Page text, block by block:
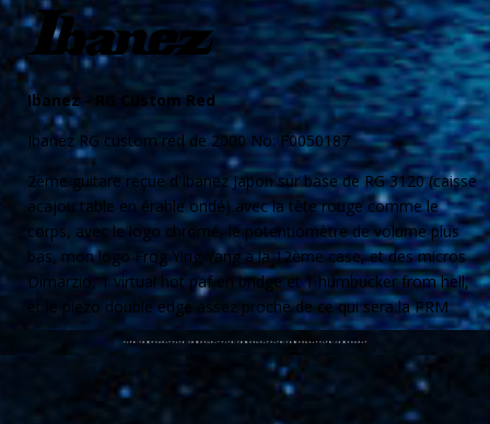
Ibanez - RG Custom Red
Ibanez RG custom red de 2000 No: F0050187
2ème guitare reçue d'IbanezJapon sur base de RG 3120 (caisse
acajou table en érable ondé) avec la tête rouge comme le
corps, avec le logo chromé, le potentiomètre de volume plus
bas, mon logo Frog Ying Yang a la 12ème case, et des micros
Dimarzio, 1 virtual hot paf en bridge et 1 humbucker from hell,
et le piezo double edge assez proche de ce qui sera la PRM